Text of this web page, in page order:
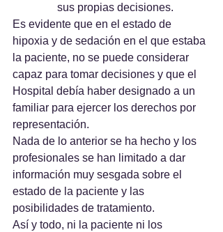
sus propias decisiones.
Es evidente que en el estado de
hipoxia y de sedación en el que estaba
la paciente, no se puede considerar
capaz para tomar decisiones y que el
Hospital debía haber designado a un
familiar para ejercer los derechos por
representación.
Nada de lo anterior se ha hecho y los
profesionales se han limitado a dar
información muy sesgada sobre el
estado de la paciente y las
posibilidades de tratamiento.
Así y todo, ni la paciente ni los